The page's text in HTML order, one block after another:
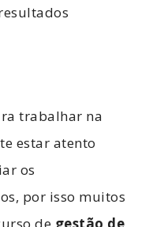
trabalhar na
estar atento
os
por isso muitos
de gestão de